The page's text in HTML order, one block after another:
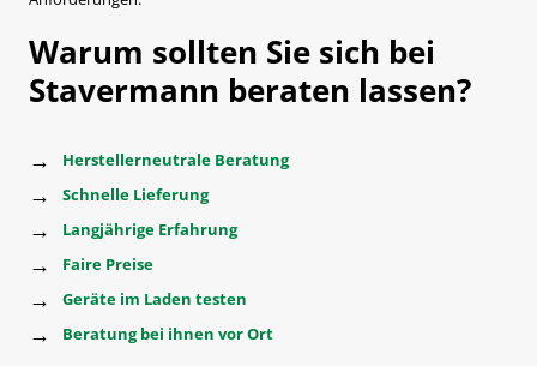
Warum sollten Sie sich bei
Stavermann beraten lassen?
Herstellerneutrale Beratung
Schnelle Lieferung
Langjährige Erfahrung
Faire Preise
Geräte im Laden testen
Beratung bei ihnen vor Ort